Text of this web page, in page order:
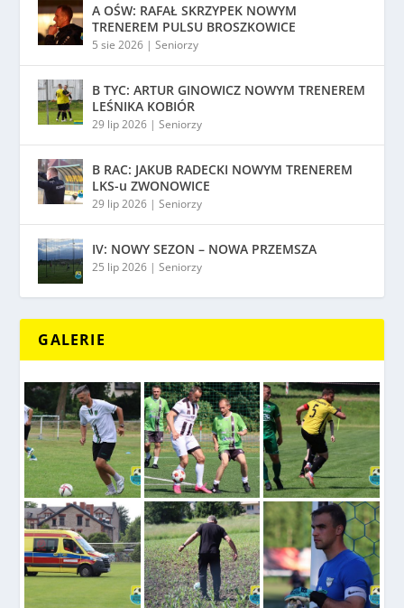
A OŚW: RAFAŁ SKRZYPEK NOWYM
TRENEREM PULSU BROSZKOWICE
5 sie 2026 |Seniorzy
B TYC: ARTUR GINOWICZ NOWYM TRENEREM
LEŚNIKA KOBIÓR
29 lip 2026 |Seniorzy
B RAC: JAKUB RADECKI NOWYM TRENEREM
LKS-u ZWONOWICE
29 lip 2026 |Seniorzy
IV: NOWY SEZON – NOWA PRZEMSZA
25 lip 2026 |Seniorzy
GALERIE